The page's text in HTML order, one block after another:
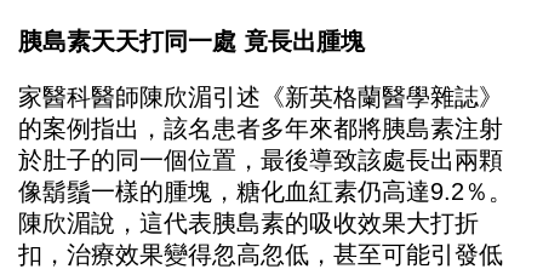
胰島素天天打同一處 竟長出腫塊
家醫科醫師陳欣湄引述《新英格蘭醫學雜誌》
的案例指出，該名患者多年來都將胰島素注射
於肚子的同一個位置，最後導致該處長出兩顆
像鬍鬚一樣的腫塊，糖化血紅素仍高達9.2％。
陳欣湄說，這代表胰島素的吸收效果大打折
扣，治療效果變得忽高忽低，甚至可能引發低